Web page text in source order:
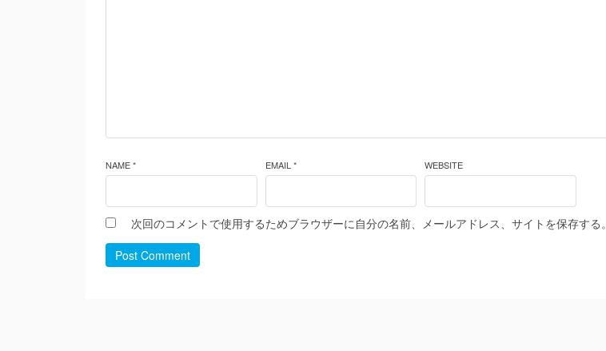
NAME * EMAIL * WEBSITE
次回のコメントで使用するためブラウザーに自分の名前、メールアドレス、サイトを保存する。
Post Comment